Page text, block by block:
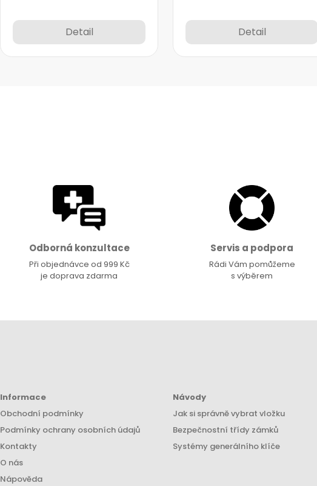
Detail Detail
Odborná konzultace
Při objednávce od 999 Kč
je doprava zdarma
Servis a podpora
Rádi Vám pomůžeme
s výběrem
Informace
Obchodní podmínky
Podmínky ochrany osobních údajů
Kontakty
O nás
Nápověda
Návody
Jak si správně vybrat vložku
Bezpečnostní třídy zámků
Systémy generálního klíče